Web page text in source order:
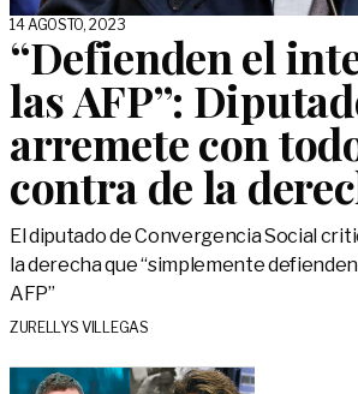
14 AGOSTO, 2023
“Defienden el
las AFP”:
arremete con
contra de la
El diputado de Convergencia Social
la derecha que “simplemente
AFP”
ZURELLYS VILLEGAS